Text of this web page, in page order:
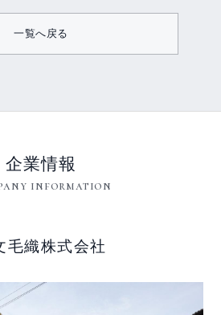
一覧へ戻る
企業情報
information
毛織株式会社